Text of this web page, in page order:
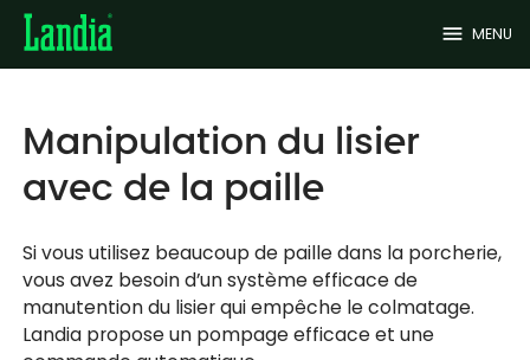
menu MENU
Manipulation du lisier
avec de la paille
Si vous utilisez beaucoup de paille dans la porcherie,
vous avez besoin d’un système efficace de
manutention du lisier qui empêche le colmatage.
Landia propose un pompage efficace et une